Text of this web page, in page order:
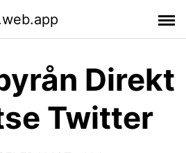
Direkt
Twitter